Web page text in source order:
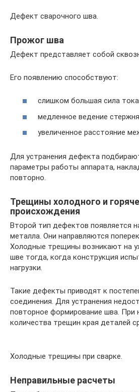
Дефект сварочного шва.
Прожог шва
Дефект представляет собой
Его появлению способствуют:
слишком большая сила
медленное ведение
увеличенное расстояние
Для устранения дефекта
параметры работы аппарата,
повторно.
Трещины холодного и
происхождения
Второй тип дефектов появляется
металла. Они направляются
Холодные трещины возникают на
шве тогда, когда конструкция
нагрузки.
Такие дефекты приводят к
соединения. Для устранения
повторное формирование шва. При
количества трещин края деталей
Холодные трещины при сварке.
Неправильные расчеты